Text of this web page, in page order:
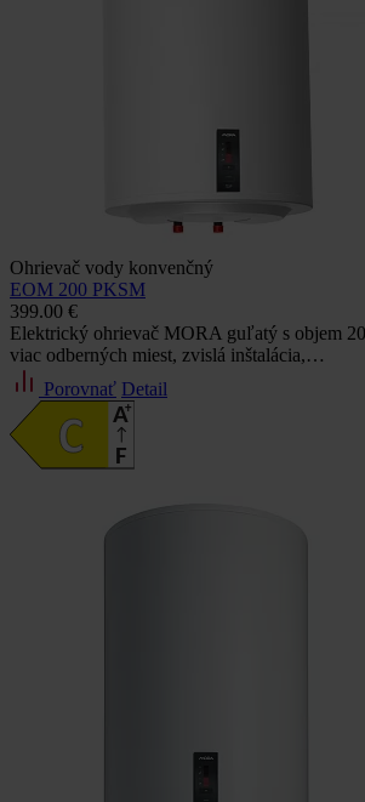
Ohrievač vody konvenčný
EOM 200 PKSM
399.00 €
Elektrický ohrievač MORA guľatý s objem
viac odberných miest, zvislá inštalácia,…
Porovnať Detail